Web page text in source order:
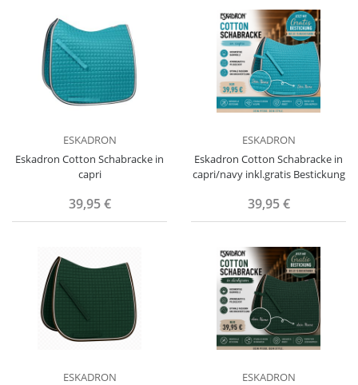
ESKADRON
Eskadron Cotton Schabracke in
capri
39,95 €
ESKADRON
Eskadron Cotton Schabracke in
capri/navy inkl.gratis Bestickung
39,95 €
ESKADRON
ESKADRON